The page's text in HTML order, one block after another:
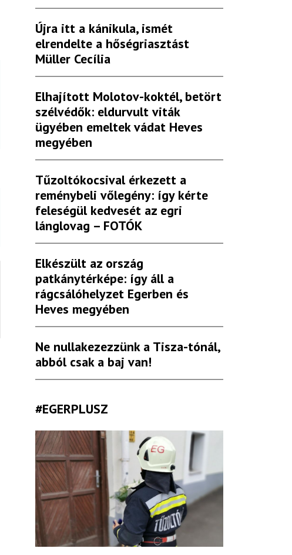
Újra itt a kánikula, ismét
elrendelte a hőségriasztást
Müller Cecília
Elhajított Molotov-koktél, betört
szélvédők: eldurvult viták
ügyében emeltek vádat Heves
megyében
Tűzoltókocsival érkezett a
reménybeli vőlegény: így kérte
feleségül kedvesét az egri
lánglovag – FOTÓK
Elkészült az ország
patkánytérképe: így áll a
rágcsálóhelyzet Egerben és
Heves megyében
Ne nullakezezzünk a Tisza-tónál,
abból csak a baj van!
#EGERPLUSZ